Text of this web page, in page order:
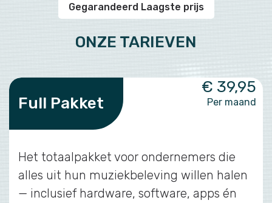
Gegarandeerd Laagste prijs
ONZE TARIEVEN
Full Pakket
€ 39,95
Per maand
Het totaalpakket voor ondernemers die
alles uit hun muziekbeleving willen halen
— inclusief hardware, software, apps én